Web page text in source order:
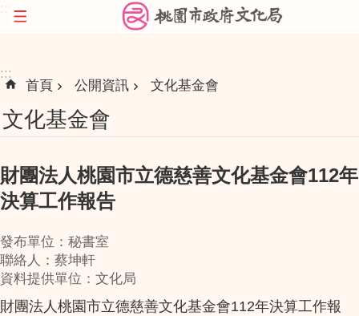
跳到主要內容區塊
:::
首頁 公開資訊 文化基金會
文化基金會
財團法人桃園市立德慈善文化基金會112年
決算工作報告
發布單位：秘書室
聯絡人：蔡坤軒
資料提供單位：文化局
財團法人桃園市立德慈善文化基金會112年決算工作報